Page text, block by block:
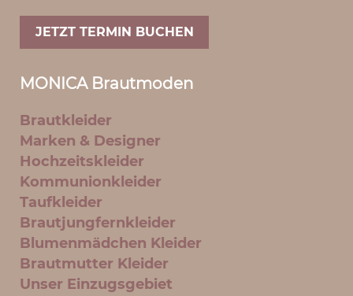
JETZT TERMIN BUCHEN
MONICA Brautmoden
Brautkleider
Marken & Designer
Hochzeitskleider
Kommunionkleider
Taufkleider
Brautjungfernkleider
Blumenmädchen Kleider
Brautmutter Kleider
Unser Einzugsgebiet